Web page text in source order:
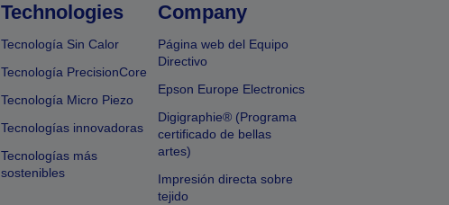
Technologies
Tecnología Sin Calor
Tecnología PrecisionCore
Tecnología Micro Piezo
Tecnologías innovadoras
Tecnologías más
sostenibles
Company
Página web del Equipo
Directivo
Epson Europe Electronics
Digigraphie® (Programa
certificado de bellas
artes)
Impresión directa sobre
tejido